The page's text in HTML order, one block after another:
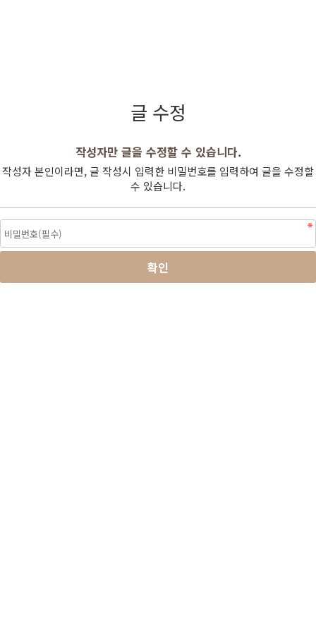
글 수정
작성자만 글을 수정할 수 있습니다.
작성자 본인이라면, 글 작성시 입력한 비밀번호를 입력하여 글을 수정할
수 있습니다.